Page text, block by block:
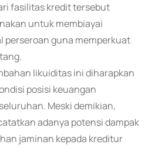
fasilitas kredit tersebut
untuk membiayai
perseroan guna memperkuat
likuiditas ini diharapkan
posisi keuangan
Meski demikian,
adanya potensi dampak
jaminan kepada kreditur